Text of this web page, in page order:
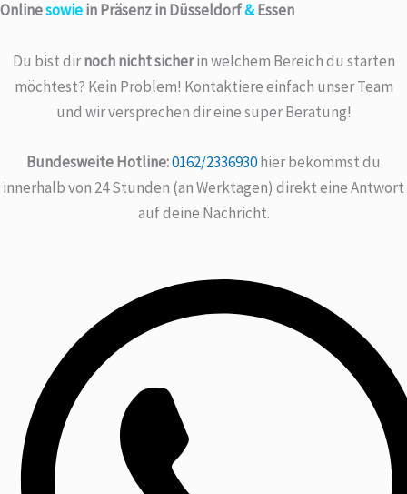
Onlinesowiein Präsenz in Düsseldorf&Essen
Du bist dirnoch nicht sicherin welchem Bereich du starten
möchtest? Kein Problem! Kontaktiere einfach unser Team
und wir versprechen dir eine super Beratung!
Bundesweite Hotline:0162/2336930hier bekommst du
innerhalb von 24 Stunden (an Werktagen) direkt eine Antwort
auf deine Nachricht.